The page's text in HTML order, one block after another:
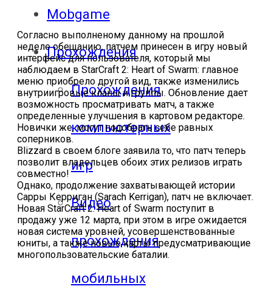
Mobgame
Прохождения
Прохождения
компьютерных
игр
Видео
прохождения
мобильных
Согласно выполненому данному на прошлой
неделе обещанию, патчем принесен в игру новый
интерфейс для пользователя, который мы
наблюдаем в StarCraft 2: Heart of Swarm: главное
меню приобрело другой вид, также изменились
внутриигровые кланы и группы. Обновление дает
возможность просматривать матч, а также
определенные улучшения в картовом редакторе.
Новички же, могут подобрать себе равных
соперников.
Blizzard в своем блоге заявила то, что патч теперь
позволит владельцев обоих этих релизов играть
совместно!
Однако, продолжение захватывающей истории
Сарры Керриган (Sarach Kerrigan), патч не включает.
Новая StarCraft 2: Heart of Swarm поступит в
продажу уже 12 марта, при этом в игре ожидается
новая система уровней, усовершенствованные
юниты, а также новые карты предусматривающие
многопользовательские баталии.